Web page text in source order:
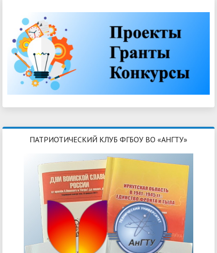
ПАТРИОТИЧЕСКИЙ КЛУБ ФГБОУ ВО «АНГТУ»